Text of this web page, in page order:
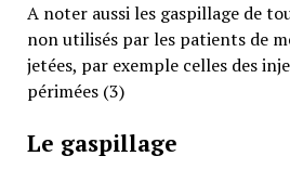
A noter aussi les gaspillage de
non utilisés par les patients de
jetées, par exemple celles des
périmées (3)
Le gaspillage